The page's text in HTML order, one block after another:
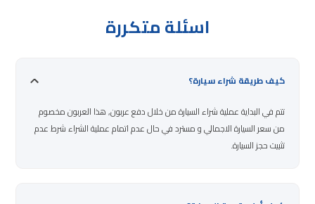
اسئلة متكررة
كيف طريقة شراء سيارة؟
تتم في البداية عملية شراء السيارة من خلال دفع عربون, هذا العربون مخصوم
من سعر السيارة الاجمالي و مسترد في حال عدم اتمام عملية الشراء شرط عدم
تثبيت حجز السيارة.